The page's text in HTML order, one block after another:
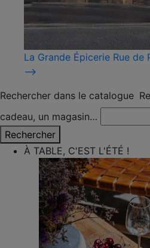
La Grande Épicerie Rue de
⟶
Rechercher dans le catalogue
cadeau, un magasin…
Rechercher
À TABLE, C'EST L'ÉTÉ !